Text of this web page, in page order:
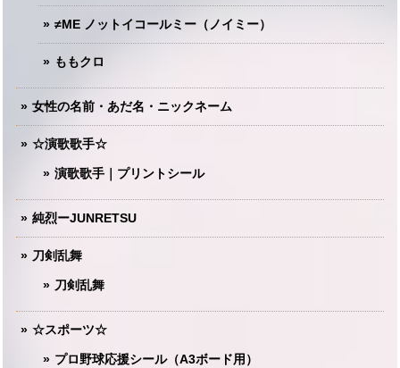
≠ME ノットイコールミー（ノイミー）
ももクロ
女性の名前・あだ名・ニックネーム
☆演歌歌手☆
演歌歌手｜プリントシール
純烈ーJUNRETSU
刀剣乱舞
刀剣乱舞
☆スポーツ☆
プロ野球応援シール（A3ボード用）